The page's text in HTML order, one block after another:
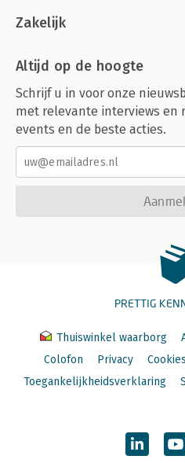
Zakelijk
Altijd op de hoogte
Schrijf u in voor onze
met relevante interviews en
events en de beste acties.
PRETTIG
Thuiswinkel waarborg
Colofon
Privacy Cookies
Toegankelijkheidsverklaring